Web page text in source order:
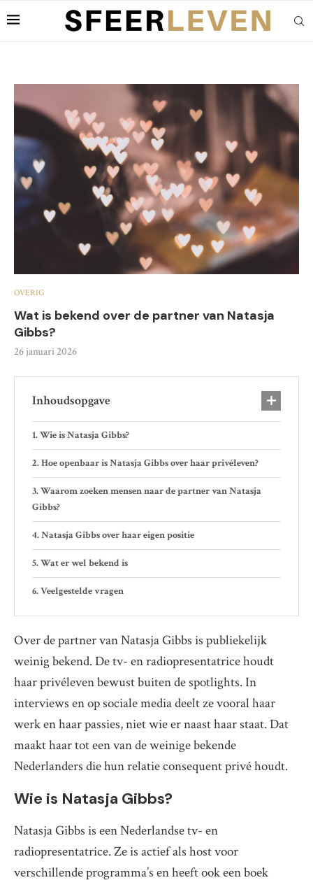
OVERIG
Wat is bekend over de partner van Natasja
Gibbs?
26 januari 2026
Inhoudsopgave
Wie is Natasja Gibbs?
Hoe openbaar is Natasja Gibbs over haar privéleven?
Waarom zoeken mensen naar de partner van Natasja
Gibbs?
Natasja Gibbs over haar eigen positie
Wat er wel bekend is
Veelgestelde vragen
Over de partner van Natasja Gibbs is publiekelijk
weinig bekend. De tv- en radiopresentatrice houdt
haar privéleven bewust buiten de spotlights. In
interviews en op sociale media deelt ze vooral haar
werk en haar passies, niet wie er naast haar staat. Dat
maakt haar tot een van de weinige bekende
Nederlanders die hun relatie consequent privé houdt.
Wie is Natasja Gibbs?
Natasja Gibbs is een Nederlandse tv- en
radiopresentatrice. Ze is actief als host voor
verschillende programma’s en heeft ook een boek